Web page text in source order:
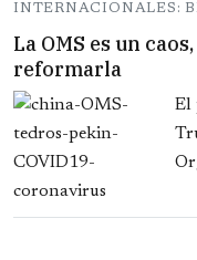
INTERNACIONALES:
La OMS es un
reformarla
El